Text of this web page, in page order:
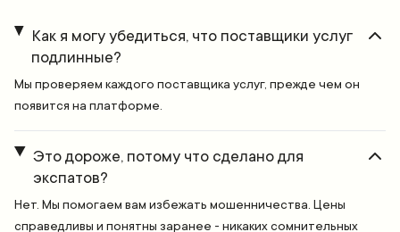
Как я могу убедиться, что поставщики услуг
подлинные?
Мы проверяем каждого поставщика услуг, прежде чем он
появится на платформе.
Это дороже, потому что сделано для
экспатов?
Нет. Мы помогаем вам избежать мошенничества. Цены
справедливы и понятны заранее - никаких сомнительных